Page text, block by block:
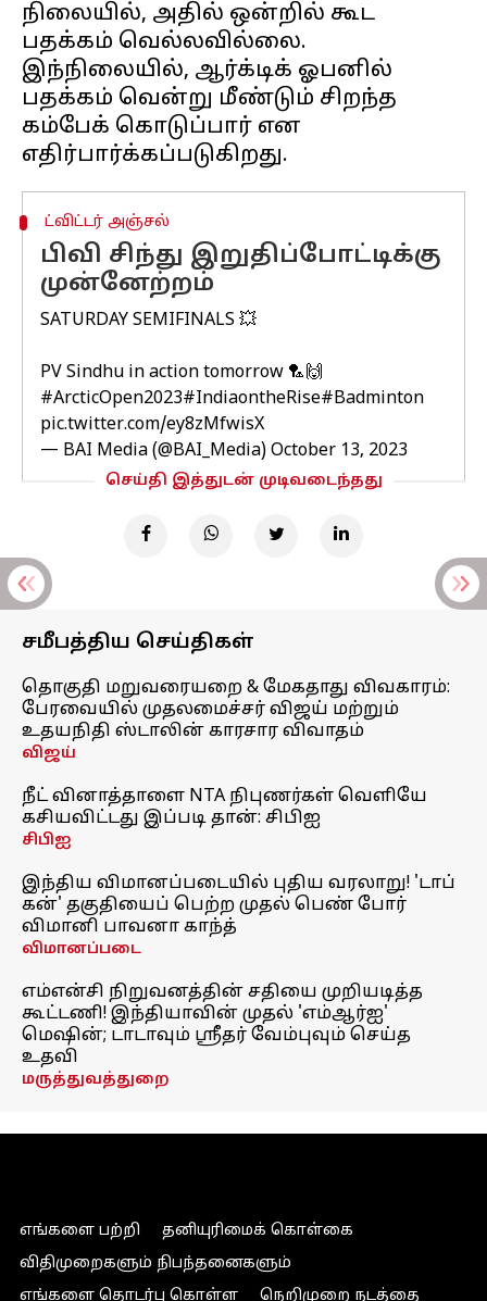
நிலையில், அதில் ஒன்றில் கூட
பதக்கம் வெல்லவில்லை.
இந்நிலையில், ஆர்க்டிக் ஓபனில்
பதக்கம் வென்று மீண்டும் சிறந்த
கம்பேக் கொடுப்பார் என
ட்விட்டர் அஞ்சல்
பிவி சிந்து இறுதிப்போட்டிக்கு
முன்னேற்றம்
SATURDAY SEMIFINALS 💥
PV Sindhu in action tomorrow 🏸🙌
#ArcticOpen2023#IndiaontheRise#Badminton
pic.twitter.com/ey8zMfwisX
— BAI Media (@BAI_Media) October 13, 2023
செய்தி இத்துடன் முடிவடைந்தது
சமீபத்திய செய்திகள்
தொகுதி மறுவரையறை & மேகதாது விவகாரம்:
பேரவையில் முதலமைச்சர் விஜய் மற்றும்
உதயநிதி ஸ்டாலின் காரசார விவாதம்
விஜய்
நீட் வினாத்தாளை NTA நிபுணர்கள் வெளியே
கசியவிட்டது இப்படி தான்: சிபிஐ
சிபிஐ
இந்திய விமானப்படையில் புதிய வரலாறு! 'டாப்
கன்' தகுதியைப் பெற்ற முதல் பெண் போர்
விமானி பாவனா காந்த்
விமானப்படை
எம்என்சி நிறுவனத்தின் சதியை முறியடித்த
கூட்டணி! இந்தியாவின் முதல் 'எம்ஆர்ஐ'
மெஷின்; டாடாவும் ஸ்ரீதர் வேம்புவும் செய்த
உதவி
மருத்துவத்துறை
எங்களை பற்றி
தனியுரிமைக் கொள்கை
விதிமுறைகளும் நிபந்தனைகளும்
எங்களை தொடர்பு கொள்ள
நெறிமுறை நடத்தை